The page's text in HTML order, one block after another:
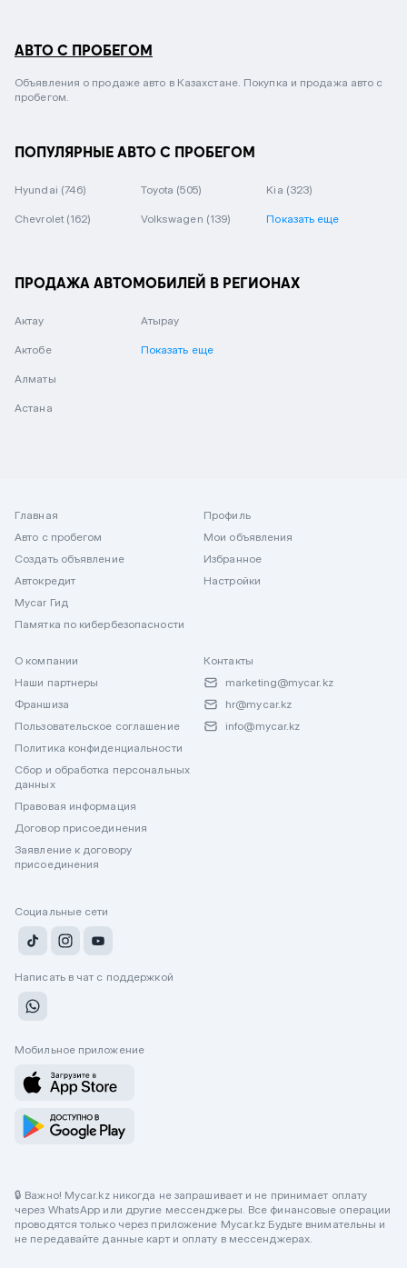
АВТО С ПРОБЕГОМ
Объявления о продаже авто в Казахстане. Покупка и продажа авто с
пробегом.
ПОПУЛЯРНЫЕ АВТО С ПРОБЕГОМ
Hyundai (746) Toyota (505) Kia (323)
Chevrolet (162) Volkswagen (139) Показать еще
ПРОДАЖА АВТОМОБИЛЕЙ В РЕГИОНАХ
Актау
Актобе
Алматы
Астана
Атырау
Показать еще
Главная
Авто с пробегом
Создать объявление
Автокредит
Mycar Гид
Памятка по кибербезопасности
Профиль
Мои объявления
Избранное
Настройки
О компании
Наши партнеры
Франшиза
Пользовательское соглашение
Политика конфиденциальности
Сбор и обработка персональных
данных
Правовая информация
Договор присоединения
Заявление к договору
присоединения
Контакты
marketing@mycar.kz
hr@mycar.kz
info@mycar.kz
Социальные сети
Написать в чат с поддержкой
Мобильное приложение
🔒 Важно! Mycar.kz никогда не запрашивает и не принимает оплату
через WhatsApp или другие мессенджеры. Все финансовые операции
проводятся только через приложение Mycar.kz Будьте внимательны и
не передавайте данные карт и оплату в мессенджерах.